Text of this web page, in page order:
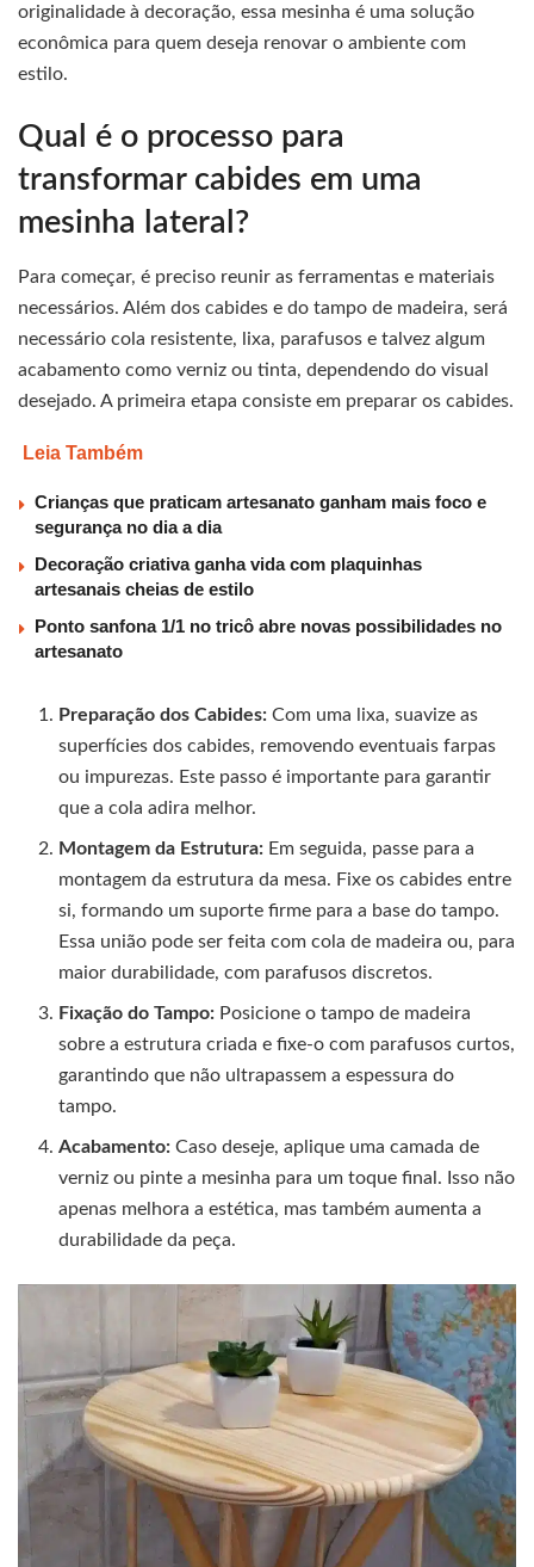
originalidade à decoração, essa mesinha é uma solução
econômica para quem deseja renovar o ambiente com
estilo.
Qual é o processo para
transformar cabides em uma
mesinha lateral?
Para começar, é preciso reunir as ferramentas e materiais
necessários. Além dos cabides e do tampo de madeira, será
necessário cola resistente, lixa, parafusos e talvez algum
acabamento como verniz ou tinta, dependendo do visual
desejado. A primeira etapa consiste em preparar os cabides.
Leia Também
Crianças que praticam artesanato ganham mais foco e
segurança no dia a dia
Decoração criativa ganha vida com plaquinhas
artesanais cheias de estilo
Ponto sanfona 1/1 no tricô abre novas possibilidades no
artesanato
Preparação dos Cabides: Com uma lixa, suavize as
superfícies dos cabides, removendo eventuais farpas
ou impurezas. Este passo é importante para garantir
que a cola adira melhor.
Montagem da Estrutura: Em seguida, passe para a
montagem da estrutura da mesa. Fixe os cabides entre
si, formando um suporte firme para a base do tampo.
Essa união pode ser feita com cola de madeira ou, para
maior durabilidade, com parafusos discretos.
Fixação do Tampo: Posicione o tampo de madeira
sobre a estrutura criada e fixe-o com parafusos curtos,
garantindo que não ultrapassem a espessura do
tampo.
Acabamento: Caso deseje, aplique uma camada de
verniz ou pinte a mesinha para um toque final. Isso não
apenas melhora a estética, mas também aumenta a
durabilidade da peça.